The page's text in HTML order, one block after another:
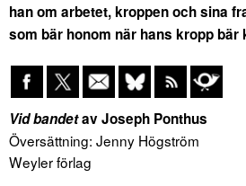
han om arbetet, kroppen och sina
som bär honom när hans kropp bär
Vid bandetav Joseph Ponthus
Översättning: Jenny Högström
Weyler förlag